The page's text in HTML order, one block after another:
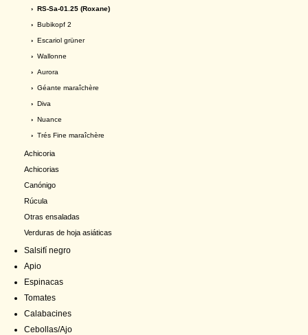
› RS-Sa-01.25 (Roxane)
› Bubikopf 2
› Escariol grüner
› Wallonne
› Aurora
› Géante maraîchère
› Diva
› Nuance
› Trés Fine maraîchère
Achicoria
Achicorias
Canónigo
Rúcula
Otras ensaladas
Verduras de hoja asiáticas
Salsifí negro
Apio
Espinacas
Tomates
Calabacines
Cebollas/Ajo